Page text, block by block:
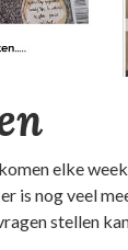
elke
is nog veel
stellen